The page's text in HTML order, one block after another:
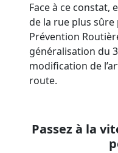
Face à ce constat,
de la rue plus sûre
Prévention
généralisation du
modification de
route.
Passez à la